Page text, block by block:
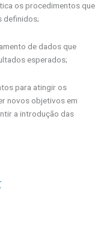
os procedimentos que
definidos;
de dados que
esperados;
para atingir os
novos objetivos em
a introdução das